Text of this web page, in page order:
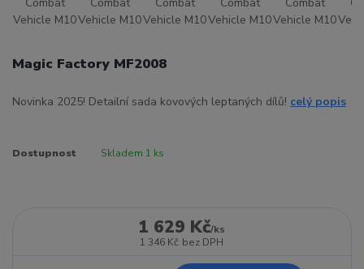
Magic Factory MF2008
Novinka 2025! Detailní sada kovových leptaných dílů! celý popis
Dostupnost Skladem 1 ks
1 629 Kč/ks
1 346 Kč bez DPH